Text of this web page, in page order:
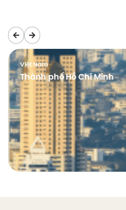
Việt Nam
Thành phố Hồ Chí Minh